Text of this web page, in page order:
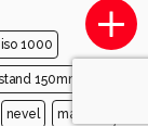
iso 1000
150mm
nevel machine